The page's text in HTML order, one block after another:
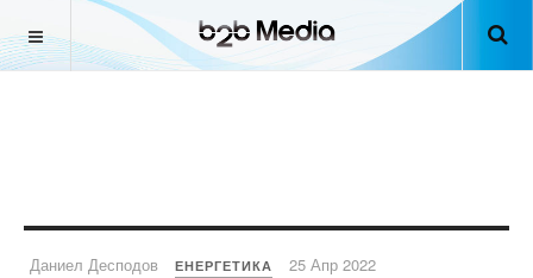
Даниел Десподов ЕНЕРГЕТИКА 25 Апр 2022